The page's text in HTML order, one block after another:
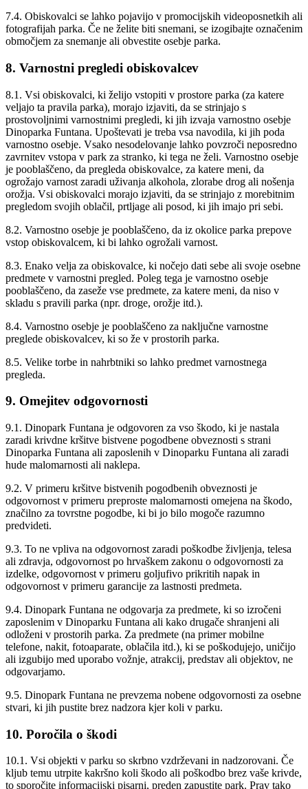
7.4. Obiskovalci se lahko pojavijo v promocijskih videoposnetkih ali
fotografijah parka. Če ne želite biti snemani, se izogibajte označenim
območjem za snemanje ali obvestite osebje parka.
8. Varnostni pregledi obiskovalcev
8.1. Vsi obiskovalci, ki želijo vstopiti v prostore parka (za katere
veljajo ta pravila parka), morajo izjaviti, da se strinjajo s
prostovoljnimi varnostnimi pregledi, ki jih izvaja varnostno osebje
Dinoparka Funtana. Upoštevati je treba vsa navodila, ki jih poda
varnostno osebje. Vsako nesodelovanje lahko povzroči neposredno
zavrnitev vstopa v park za stranko, ki tega ne želi. Varnostno osebje
je pooblaščeno, da pregleda obiskovalce, za katere meni, da
ogrožajo varnost zaradi uživanja alkohola, zlorabe drog ali nošenja
orožja. Vsi obiskovalci morajo izjaviti, da se strinjajo z morebitnim
pregledom svojih oblačil, prtljage ali posod, ki jih imajo pri sebi.
8.2. Varnostno osebje je pooblaščeno, da iz okolice parka prepove
vstop obiskovalcem, ki bi lahko ogrožali varnost.
8.3. Enako velja za obiskovalce, ki nočejo dati sebe ali svoje osebne
predmete v varnostni pregled. Poleg tega je varnostno osebje
pooblaščeno, da zaseže vse predmete, za katere meni, da niso v
skladu s pravili parka (npr. droge, orožje itd.).
8.4. Varnostno osebje je pooblaščeno za naključne varnostne
preglede obiskovalcev, ki so že v prostorih parka.
8.5. Velike torbe in nahrbtniki so lahko predmet varnostnega
pregleda.
9. Omejitev odgovornosti
9.1. Dinopark Funtana je odgovoren za vso škodo, ki je nastala
zaradi krivdne kršitve bistvene pogodbene obveznosti s strani
Dinoparka Funtana ali zaposlenih v Dinoparku Funtana ali zaradi
hude malomarnosti ali naklepa.
9.2. V primeru kršitve bistvenih pogodbenih obveznosti je
odgovornost v primeru preproste malomarnosti omejena na škodo,
značilno za tovrstne pogodbe, ki bi jo bilo mogoče razumno
predvideti.
9.3. To ne vpliva na odgovornost zaradi poškodbe življenja, telesa
ali zdravja, odgovornost po hrvaškem zakonu o odgovornosti za
izdelke, odgovornost v primeru goljufivo prikritih napak in
odgovornost v primeru garancije za lastnosti predmeta.
9.4. Dinopark Funtana ne odgovarja za predmete, ki so izročeni
zaposlenim v Dinoparku Funtana ali kako drugače shranjeni ali
odloženi v prostorih parka. Za predmete (na primer mobilne
telefone, nakit, fotoaparate, oblačila itd.), ki se poškodujejo, uničijo
ali izgubijo med uporabo vožnje, atrakcij, predstav ali objektov, ne
odgovarjamo.
9.5. Dinopark Funtana ne prevzema nobene odgovornosti za osebne
stvari, ki jih pustite brez nadzora kjer koli v parku.
10. Poročila o škodi
10.1. Vsi objekti v parku so skrbno vzdrževani in nadzorovani. Če
kljub temu utrpite kakršno koli škodo ali poškodbo brez vaše krivde,
to sporočite informacijski pisarni, preden zapustite park. Prav tako